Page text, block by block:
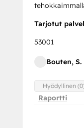
Tarjotut
53001
Bouten, S.
Hyödyllinen
Raportti